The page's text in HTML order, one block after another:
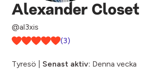
Alexander Closet
@al3xis
(3)
Tyresö | Senast aktiv: Denna vecka